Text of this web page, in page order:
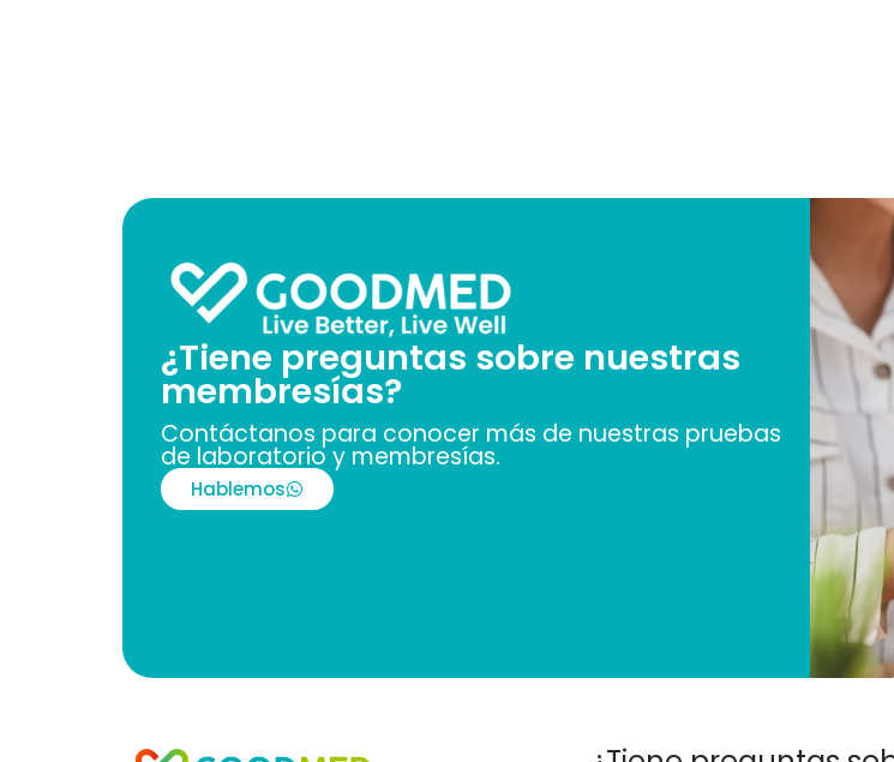
¿Tiene preguntas sobre nuestras
membresías?
Contáctanos para conocer más de nuestras pruebas
de laboratorio y membresías.
Hablemos